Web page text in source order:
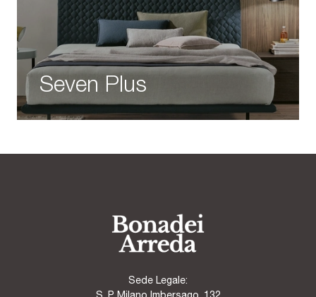
Seven Plus
Sede Legale:
S. P. Milano Imbersago, 132